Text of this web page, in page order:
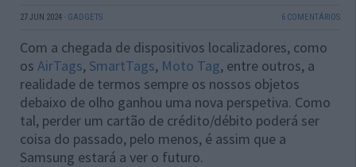
27 JUN 2024 · GADGETS 6 COMENTÁRIOS
Com a chegada de dispositivos localizadores, como
os AirTags, SmartTags, Moto Tag, entre outros, a
realidade de termos sempre os nossos objetos
debaixo de olho ganhou uma nova perspetiva. Como
tal, perder um cartão de crédito/débito poderá ser
coisa do passado, pelo menos, é assim que a
Samsung estará a ver o futuro.